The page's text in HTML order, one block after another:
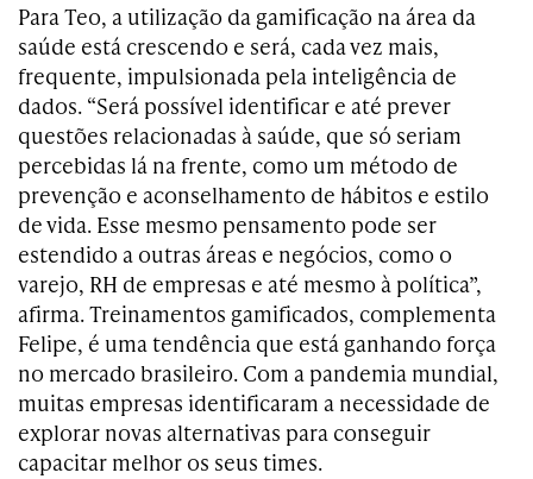
Para Teo, a utilização da gamificação na área da
saúde está crescendo e será, cada vez mais,
frequente, impulsionada pela inteligência de
dados. “Será possível identificar e até prever
questões relacionadas à saúde, que só seriam
percebidas lá na frente, como um método de
prevenção e aconselhamento de hábitos e estilo
de vida. Esse mesmo pensamento pode ser
estendido a outras áreas e negócios, como o
varejo, RH de empresas e até mesmo à política”,
afirma. Treinamentos gamificados, complementa
Felipe, é uma tendência que está ganhando força
no mercado brasileiro. Com a pandemia mundial,
muitas empresas identificaram a necessidade de
explorar novas alternativas para conseguir
capacitar melhor os seus times.